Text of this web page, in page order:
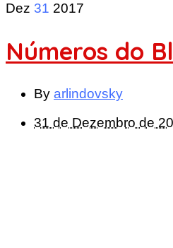
Dez 31 2017
Números do
By arlindovsky
31 de Dezembro de